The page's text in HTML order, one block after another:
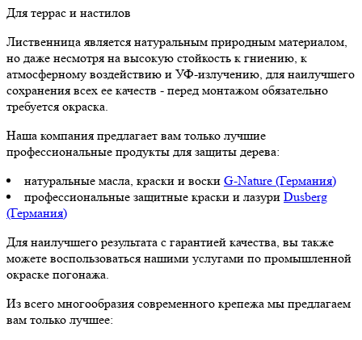
Для террас и настилов
Лиственница является натуральным природным материалом,
но даже несмотря на высокую стойкость к гниению, к
атмосферному воздействию и УФ-излучению, для наилучшего
сохранения всех ее качеств - перед монтажом обязательно
требуется окраска.
Наша компания предлагает вам только лучшие
профессиональные продукты для защиты дерева:
натуральные масла, краски и воски G-Nature (Германия)
профессиональные защитные краски и лазури Dusberg
(Германия)
Для наилучшего результата с гарантией качества, вы также
можете воспользоваться нашими услугами по промышленной
окраске погонажа.
Из всего многообразия современного крепежа мы предлагаем
вам только лучшее: